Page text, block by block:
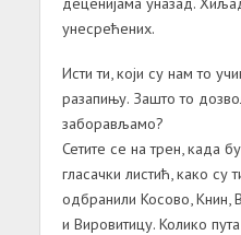
унесрећених.
Исти ти, који су нам то
разапињу. Зашто то
заборављамо?
Сетите се на трен, када
гласачки листић, како су
одбранили Косово, Книн,
и Вировитицу. Колико